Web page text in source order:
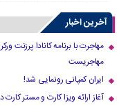
آخرین اخبار
مهاجرت با برنامه کانادا پرزنت
مهاجریست
ایران کمپانی رونمایی شد!
آغاز ارائه ویزا کارت و مستر کارت در